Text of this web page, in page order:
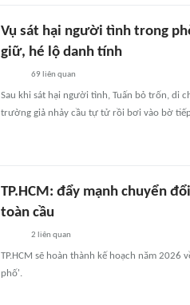
Vụ sát hại người tình trong
giữ, hé lộ danh tính
69 liên quan
Sau khi sát hại người tình, Tuấn bỏ trốn, di
trường giả nhảy cầu tự tử rồi bơi vào bờ
TP.HCM: đẩy mạnh chuyển
toàn cầu
2 liên quan
TP.HCM sẽ hoàn thành kế hoạch năm
phố'.